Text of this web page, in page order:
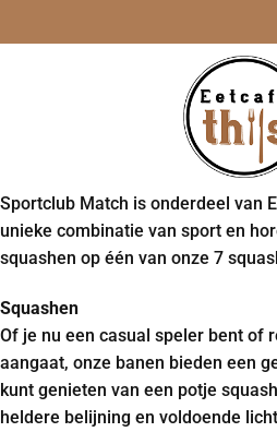
Inhalt
Sportclub Match is onderdeel van
unieke combinatie van sport en
squashen op één van onze 7
Squashen
Of je nu een casual speler bent of
aangaat, onze banen bieden een
kunt genieten van een potje
heldere belijning en voldoende